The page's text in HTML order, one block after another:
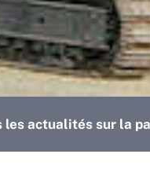
actualités sur la